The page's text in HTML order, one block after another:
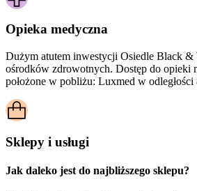
Opieka medyczna
Dużym atutem inwestycji Osiedle Black &
ośrodków zdrowotnych. Dostęp do opieki
położone w pobliżu: Luxmed w odległości
Sklepy i usługi
Jak daleko jest do najbliższego sklepu?